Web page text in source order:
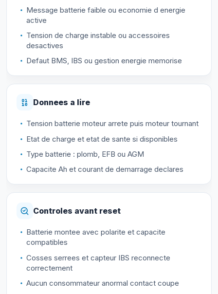
Message batterie faible ou economie d energie
active
Tension de charge instable ou accessoires
desactives
Defaut BMS, IBS ou gestion energie memorise
Donnees a lire
Tension batterie moteur arrete puis moteur tournant
Etat de charge et etat de sante si disponibles
Type batterie : plomb, EFB ou AGM
Capacite Ah et courant de demarrage declares
Controles avant reset
Batterie montee avec polarite et capacite
compatibles
Cosses serrees et capteur IBS reconnecte
correctement
Aucun consommateur anormal contact coupe